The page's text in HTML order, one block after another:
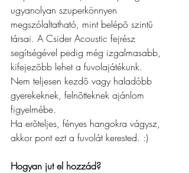
ugyanolyan szuperkönnyen
megszólaltatható, mint belépõ szintû
társai. A Csider Acoustic fejrész
segítségével pedig még izgalmasabb,
kifejezõbb lehet a fuvolajátékunk.
Nem teljesen kezdõ vagy haladóbb
gyerekeknek, felnõtteknek ajánlom
figyelmébe.
Ha erõteljes, fényes hangokra vágysz,
akkor pont ezt a fuvolát kerested. :)
Hogyan jut el hozzád?